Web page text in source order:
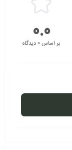
0.0بر اساس 0 دیدگاه